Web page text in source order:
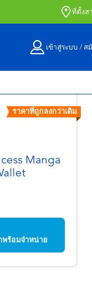
สั่งซื้อออนไลน์แล
ที่ตั้งส
เข้าสู่ระบบ / ส
ราคาที่ถูกลงกว่าเดิม
Manga
พร้อมจำหน่าย